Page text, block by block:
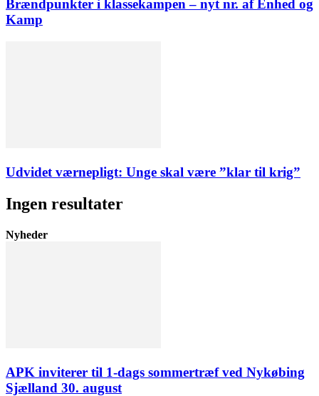
Brændpunkter i klassekampen – nyt nr. af Enhed og
Kamp
Udvidet værnepligt: Unge skal være ”klar til krig”
Ingen resultater
Nyheder
APK inviterer til 1-dags sommertræf ved Nykøbing
Sjælland 30. august